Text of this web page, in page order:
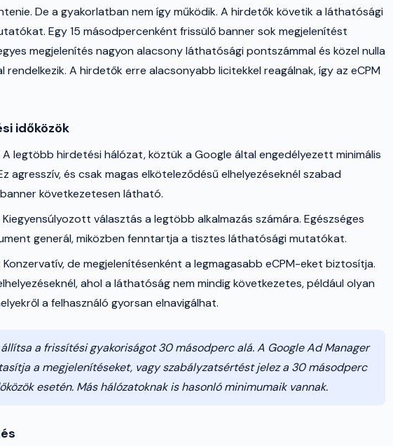
De a gyakorlatban nem így működik. A hirdetők követik a láthatósági
Egy 15 másodpercenként frissülő banner sok megjelenítést
megjelenítés nagyon alacsony láthatósági pontszámmal és közel nulla
A hirdetők erre alacsonyabb licitekkel reagálnak, így az eCPM
időközök
A legtöbb hirdetési hálózat, köztük a Google által engedélyezett minimális
agresszív, és csak magas elköteleződésű elhelyezéseknél szabad
következetesen látható.
Kiegyensúlyozott választás a legtöbb alkalmazás számára. Egészséges
generál, miközben fenntartja a tisztes láthatósági mutatókat.
Konzervatív, de megjelenítésenként a legmagasabb eCPM-eket biztosítja.
ahol a láthatóság nem mindig következetes, például olyan
a felhasználó gyorsan elnavigálhat.
a frissítési gyakoriságot 30 másodperc alá. A Google Ad Manager
a megjelenítéseket, vagy szabályzatsértést jelez a 30 másodperc
esetén. Más hálózatoknak is hasonló minimumaik vannak.